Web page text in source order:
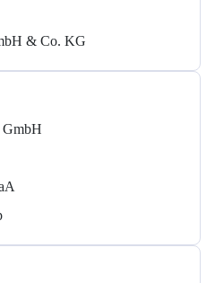
& Co. KG